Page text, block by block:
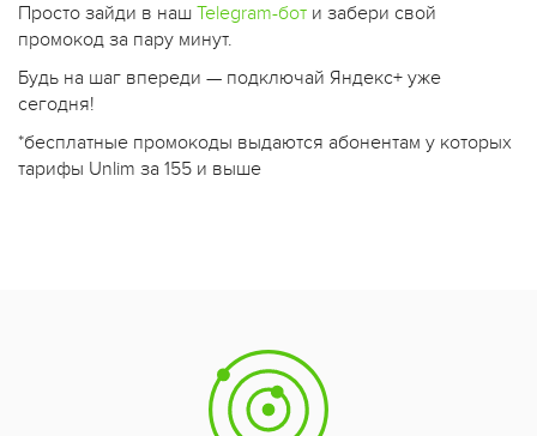
Просто зайди в наш Telegram-бот и забери свой
промокод за пару минут.
Будь на шаг впереди — подключай Яндекс+ уже
сегодня!
*бесплатные промокоды выдаются абонентам у которых
тарифы Unlim за 155 и выше